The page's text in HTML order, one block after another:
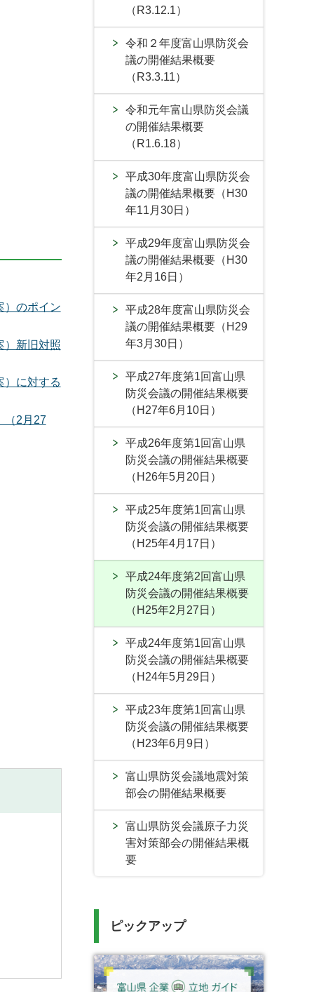
）のポイン
）新旧対照
に対する
（2月27
（R3.12.1）
令和２年度富山県防災会
議の開催結果概要
（R3.3.11）
令和元年富山県防災会議
の開催結果概要
（R1.6.18）
平成30年度富山県防災会
議の開催結果概要（H30
年11月30日）
平成29年度富山県防災会
議の開催結果概要（H30
年2月16日）
平成28年度富山県防災会
議の開催結果概要（H29
年3月30日）
平成27年度第1回富山県
防災会議の開催結果概要
（H27年6月10日）
平成26年度第1回富山県
防災会議の開催結果概要
（H26年5月20日）
平成25年度第1回富山県
防災会議の開催結果概要
（H25年4月17日）
平成24年度第2回富山県
防災会議の開催結果概要
（H25年2月27日）
平成24年度第1回富山県
防災会議の開催結果概要
（H24年5月29日）
平成23年度第1回富山県
防災会議の開催結果概要
（H23年6月9日）
富山県防災会議地震対策
部会の開催結果概要
富山県防災会議原子力災
害対策部会の開催結果概
要
ピックアップ